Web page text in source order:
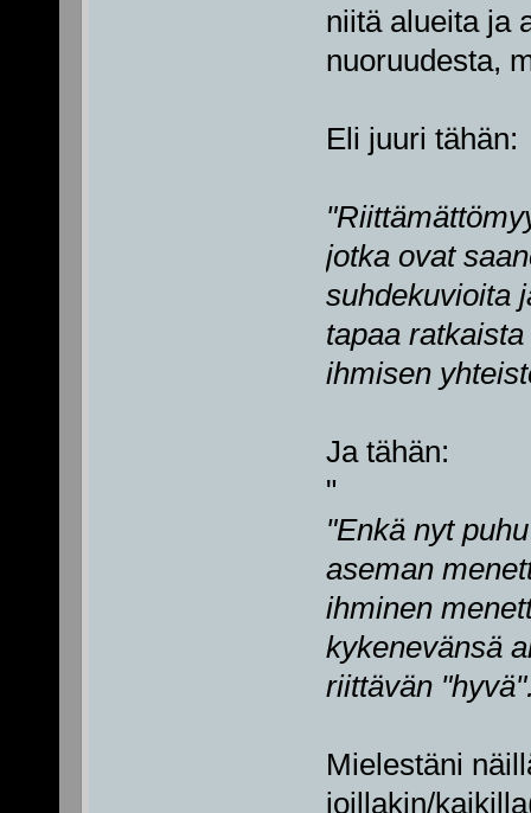
niitä alueita ja
nuoruudesta,
Eli juuri tähän:
jotka ovat
suhdekuvioita
tapaa
ihmisen
Ja tähän:
"
"Enkä nyt
aseman
ihminen
kykenevänsä
riittävän
Mielestäni
joillakin/